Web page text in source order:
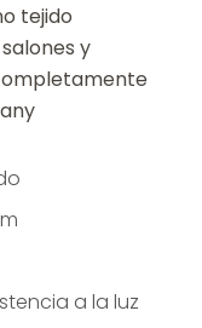
tejido
y
a la luz